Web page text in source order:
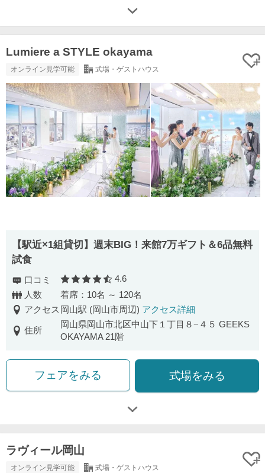
Lumiere a STYLE okayama
オンライン見学可能 式場・ゲストハウス
【駅近×1組貸切】週末BIG！来館7万ギフト＆6品無料
試食
口コミ 口コミ評価
4.6
人数
着席：10名 ～ 120名
アクセス 岡山駅 (岡山市周辺) アクセス詳細
住所
岡山県岡山市北区中山下１丁目８−４５ GEEKS
OKAYAMA 21階
フェアをみる 式場をみる
ラヴィール岡山
オンライン見学可能 式場・ゲストハウス